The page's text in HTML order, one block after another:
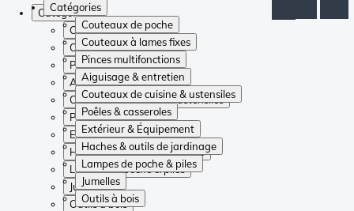
Catégories
Couteaux de poche
Couteaux à lames fixes
Pinces multifonctions
Aiguisage & entretien
Couteaux de cuisine & ustensiles
Poêles & casseroles
Extérieur & Équipement
Haches & outils de jardinage
Lampes de poche & piles
Jumelles
Outils à bois
Catégories
Couteaux de poche
Couteaux à lames fixes
Pinces multifonctions
Aiguisage & entretien
Couteaux de cuisine & ustensiles
Poêles & casseroles
Extérieur & Équipement
Haches & outils de jardinage
Lampes de poche & piles
Jumelles
Outils à bois